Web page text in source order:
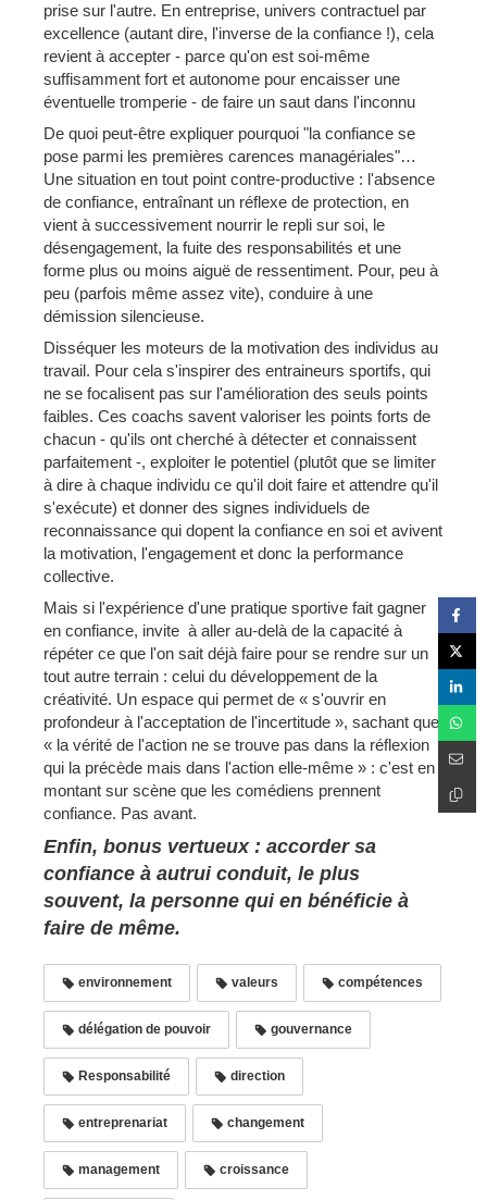
prise sur l'autre. En entreprise, univers contractuel par
excellence (autant dire, l'inverse de la confiance !), cela
revient à accepter - parce qu'on est soi-même
suffisamment fort et autonome pour encaisser une
éventuelle tromperie - de faire un saut dans l'inconnu
De quoi peut-être expliquer pourquoi "la confiance se
pose parmi les premières carences managériales"…
Une situation en tout point contre-productive : l'absence
de confiance, entraînant un réflexe de protection, en
vient à successivement nourrir le repli sur soi, le
désengagement, la fuite des responsabilités et une
forme plus ou moins aiguë de ressentiment. Pour, peu à
peu (parfois même assez vite), conduire à une
démission silencieuse.
Disséquer les moteurs de la motivation des individus au
travail. Pour cela s'inspirer des entraineurs sportifs, qui
ne se focalisent pas sur l'amélioration des seuls points
faibles. Ces coachs savent valoriser les points forts de
chacun - qu'ils ont cherché à détecter et connaissent
parfaitement -, exploiter le potentiel (plutôt que se limiter
à dire à chaque individu ce qu'il doit faire et attendre qu'il
s'exécute) et donner des signes individuels de
reconnaissance qui dopent la confiance en soi et avivent
la motivation, l'engagement et donc la performance
collective.
Mais si l'expérience d'une pratique sportive fait gagner
en confiance, invite à aller au-delà de la capacité à
répéter ce que l'on sait déjà faire pour se rendre sur un
tout autre terrain : celui du développement de la
créativité. Un espace qui permet de « s'ouvrir en
profondeur à l'acceptation de l'incertitude », sachant que
« la vérité de l'action ne se trouve pas dans la réflexion
qui la précède mais dans l'action elle-même » : c'est en
montant sur scène que les comédiens prennent
confiance. Pas avant.
Enfin, bonus vertueux : accorder sa
confiance à autrui conduit, le plus
souvent, la personne qui en bénéficie à
faire de même.
environnement valeurs compétences
délégation de pouvoir gouvernance
Responsabilité direction
entreprenariat changement
management croissance